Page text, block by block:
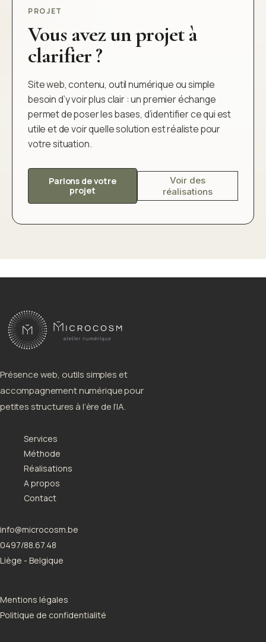
PROJET
Vous avez un projet à
clarifier ?
Site web, contenu, outil numérique ou simple
besoin d’y voir plus clair : un premier échange
permet de poser les bases, d’identifier ce qui est
utile et de voir quelle solution est réaliste pour
votre situation.
Parlons de votre
projet
Voir des
réalisations
Présence web, outils simples et
accompagnement numérique pour
petites structures à l’ère de l’IA.
Services
Méthode
Réalisations
A propos
Contact
info@microcosm.be
0497/88.67.48
Liège - Belgique
Mentions légales
Politique de confidentialité